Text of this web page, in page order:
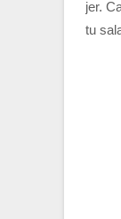
jer.
tu